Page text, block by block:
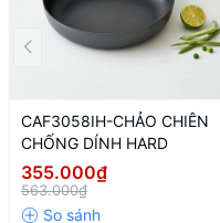
CAF3058IH-CHẢO CHIÊN
CHỐNG DÍNH HARD
355.000₫
563.000₫